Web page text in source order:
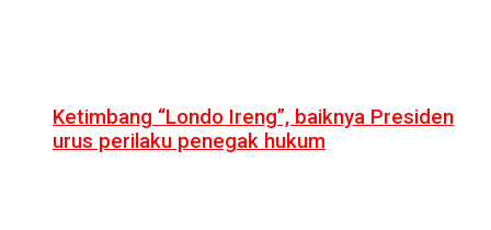
Ketimbang “Londo Ireng”, baiknya Presiden
urus perilaku penegak hukum